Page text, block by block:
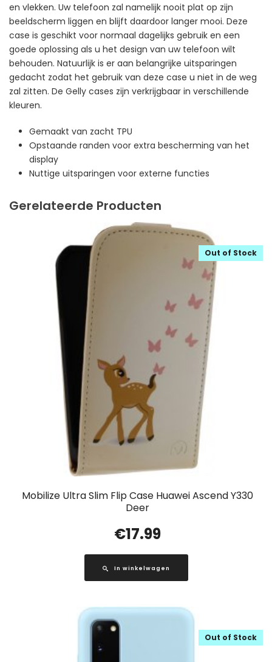
en vlekken. Uw telefoon zal namelijk nooit plat op zijn
beeldscherm liggen en blijft daardoor langer mooi. Deze
case is geschikt voor normaal dagelijks gebruik en een
goede oplossing als u het design van uw telefoon wilt
behouden. Natuurlijk is er aan belangrijke uitsparingen
gedacht zodat het gebruik van deze case u niet in de weg
zal zitten. De Gelly cases zijn verkrijgbaar in verschillende
kleuren.
Gemaakt van zacht TPU
Opstaande randen voor extra bescherming van het
display
Nuttige uitsparingen voor externe functies
Gerelateerde Producten
Mobilize Ultra Slim Flip Case Huawei Ascend Y330
Deer
Out of Stock
€17.99
In winkelwagen
Out of Stock